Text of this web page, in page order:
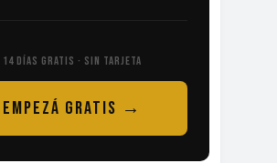
14 DÍAS GRATIS · SIN TARJETA
EMPEZÁ GRATIS →